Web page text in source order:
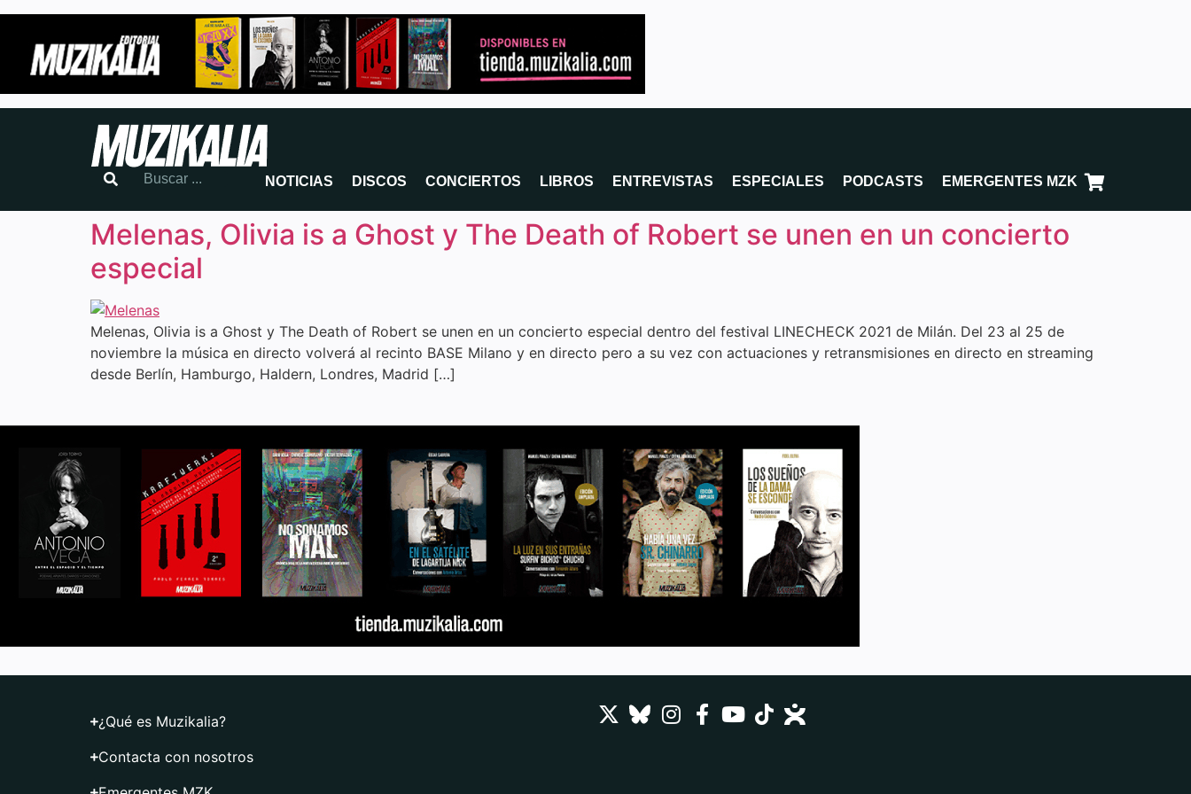
NOTICIAS DISCOS CONCIERTOS LIBROS ENTREVISTAS ESPECIALES PODCASTS EMERGENTES MZK
Melenas, Olivia is a Ghost y The Death of Robert se unen en un concierto
especial
Melenas, Olivia is a Ghost y The Death of Robert se unen en un concierto especial dentro del festival LINECHECK 2021 de Milán. Del 23 al 25 de
noviembre la música en directo volverá al recinto BASE Milano y en directo pero a su vez con actuaciones y retransmisiones en directo en streaming
desde Berlín, Hamburgo, Haldern, Londres, Madrid […]
¿Qué es Muzikalia?
Contacta con nosotros